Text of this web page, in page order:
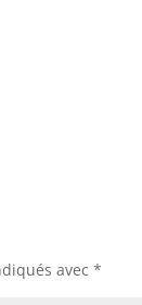
avec*